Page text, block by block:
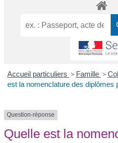
Accueil particuliers > Famille >
est la nomenclature des diplômes
Question-réponse
Quelle est la